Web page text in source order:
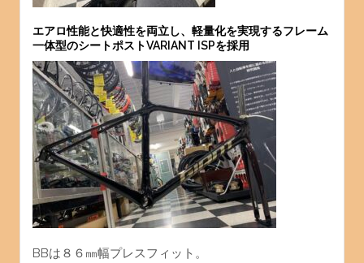
エアロ性能と快適性を両立し、軽量化を実現するフレーム
一体型のシートポストVARIANT ISPを採用
BBは８６㎜幅プレスフィット。